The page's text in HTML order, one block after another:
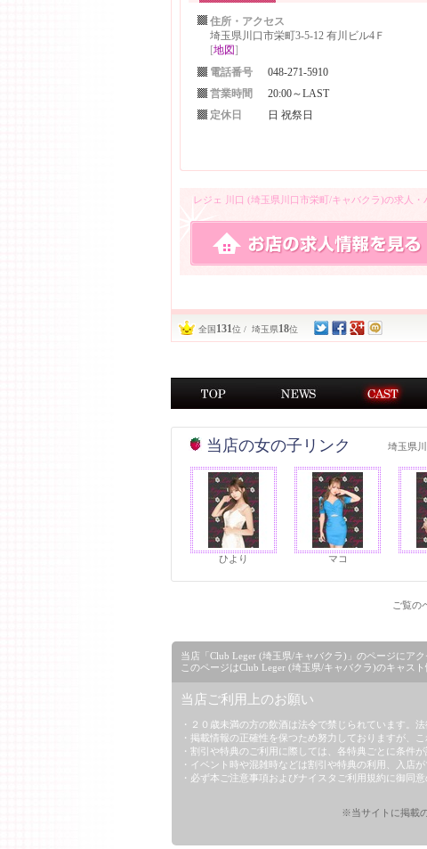
住所・アクセス
埼玉県川口市栄町3-5-12 有川ビル4Ｆ
[地図]
電話番号
048-271-5910
営業時間
20:00～LAST
定休日
日 祝祭日
レジェ 川口 (埼玉県川口市栄町/キャバクラ)の求人・
全国 131位 / 埼玉県18位
当店の女の子リンク 埼玉県
ひより マコ
ご覧の
当店「Club Leger (埼玉県/キャバクラ)」のページにア
このページはClub Leger (埼玉県/キャバクラ)のキャスト
当店ご利用上のお願い
・２０歳未満の方の飲酒は法令で禁じられています。
・掲載情報の正確性を保つため努力しておりますが、
・割引や特典のご利用に際しては、各特典ごとに条件
・イベント時や混雑時などは割引や特典の利用、入店
・必ず本ご注意事項およびナイスタご利用規約に御同意
※当サイトに掲載